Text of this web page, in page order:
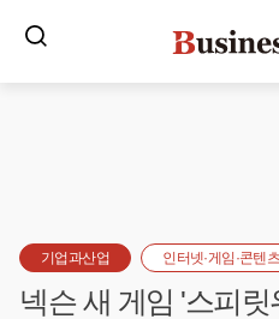
기업과산업 인터넷·게임·콘텐츠
넥슨 새 게임 '스피